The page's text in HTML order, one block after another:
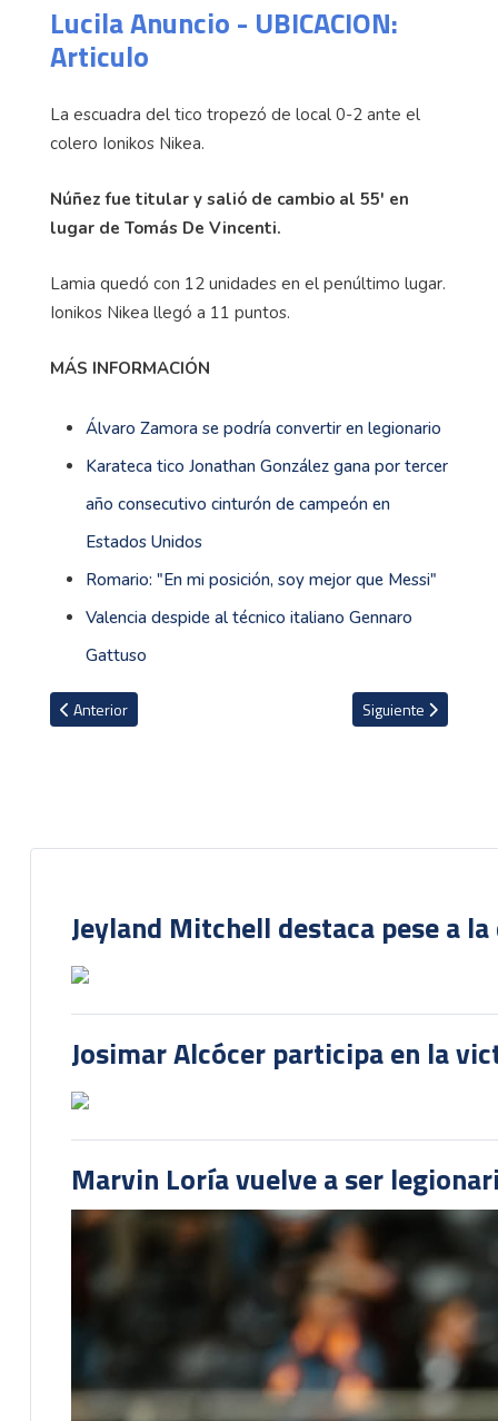
Lucila Anuncio - UBICACION:
Articulo
La escuadra del tico tropezó de local 0-2 ante el
colero Ionikos Nikea.
Núñez fue titular y salió de cambio al 55' en
lugar de Tomás De Vincenti.
Lamia quedó con 12 unidades en el penúltimo lugar.
Ionikos Nikea llegó a 11 puntos.
MÁS INFORMACIÓN
Álvaro Zamora se podría convertir en legionario
Karateca tico Jonathan González gana por tercer
año consecutivo cinturón de campeón en
Estados Unidos
Romario: "En mi posición, soy mejor que Messi"
Valencia despide al técnico italiano Gennaro
Gattuso
Artículo anterior: Definido el futuro de Brandon Aguilera
Anterior Artículo siguiente:
Siguiente
Jeyland Mitchell destaca pese a
Josimar Alcócer participa en la
Marvin Loría vuelve a ser